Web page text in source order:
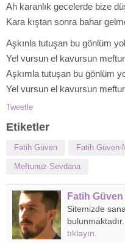
Ah karanlık gecelerde bize
Kara kıştan sonra bahar
Aşkınla tutuşan bu gönlüm
Yel vursun el kavursun
Aşkımla tutuşan bu gönlüm
Yel vursun el kavursun
Tweetle
Etiketler
Fatih Güven Fatih
Meftunuz Sevdana
Fatih Güven
Sitemizde
tıklayın